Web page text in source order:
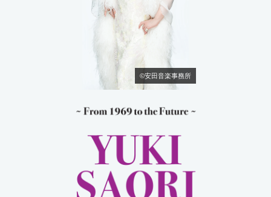
©安田音楽事務所
由紀さおり in Los